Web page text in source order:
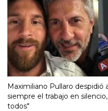
Maximiliano Pullaro despidió
siempre el trabajo en
todos"